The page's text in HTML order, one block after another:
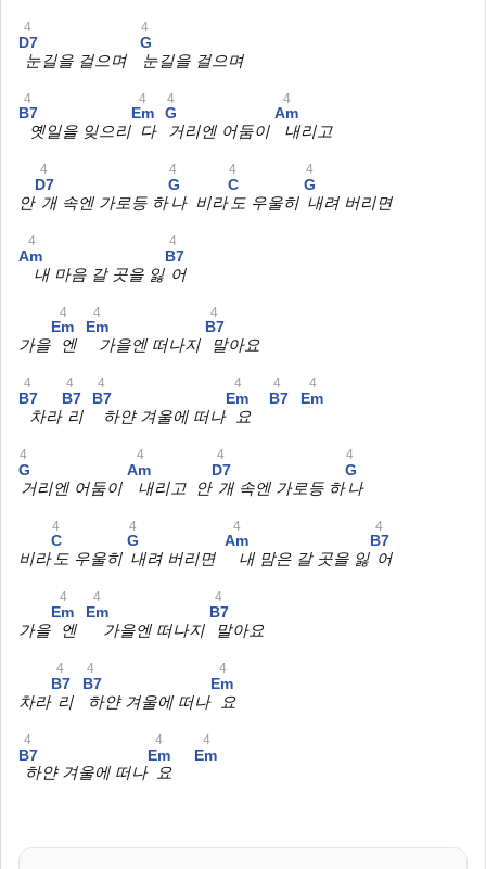
D7
4
눈길을 걸으며
G
4
눈길을 걸으며
B7
4
옛일을 잊으리
Em
4
다
G
4
거리엔 어둠이
Am
4
내리고
안
D7
4
개 속엔 가로등 하
G
4
나 비라
C
4
도 우울히
G
4
내려 버리면
Am
4
내 마음 갈 곳을 잃
B7
4
어
가을
Em
4
엔
Em
4
가을엔 떠나지
B7
4
말아요
B7
4
차라
B7
4
리
B7
4
하얀 겨울에 떠나
Em
4
요
B7
4
Em
4
G
4
거리엔 어둠이
Am
4
내리고 안
D7
4
개 속엔 가로등 하
G
4
나
비라
C
4
도 우울히
G
4
내려 버리면
Am
4
내 맘은 갈 곳을 잃
B7
4
어
가을
Em
4
엔
Em
4
가을엔 떠나지
B7
4
말아요
차라
B7
4
리
B7
4
하얀 겨울에 떠나
Em
4
요
B7
4
하얀 겨울에 떠나
Em
4
요
Em
4